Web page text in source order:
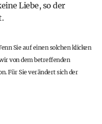
Liebe, so der
Sie auf einen solchen klicken
von dem betreffenden
Für Sie verändert sich der